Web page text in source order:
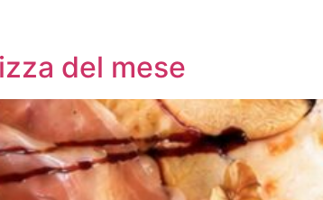
del mese